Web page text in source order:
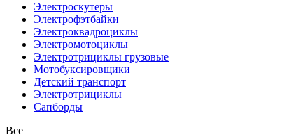
Электроскутеры
Электрофэтбайки
Электроквадроциклы
Электромотоциклы
Электротрициклы грузовые
Мотобуксировщики
Детский транспорт
Электротрициклы
Сапборды
Все